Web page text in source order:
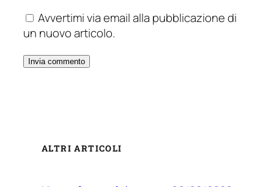
Avvertimi via email alla pubblicazione di
un nuovo articolo.
ALTRI ARTICOLI